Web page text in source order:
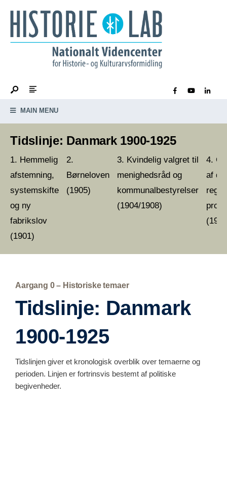
MAIN MENU
Tidslinje: Danmark 1900-1925
Hemmelig
afstemning,
systemskifte
og ny
fabrikslov
(1901)
Børneloven
(1905)
Kvindelig valgret til
menighedsråd og
kommunalbestyrelser
(1904/1908)
af
Aargang 0 – Historiske temaer
Tidslinje: Danmark
1900-1925
Tidslinjen giver et kronologisk overblik over temaerne og
perioden. Linjen er fortrinsvis bestemt af politiske
begivenheder.